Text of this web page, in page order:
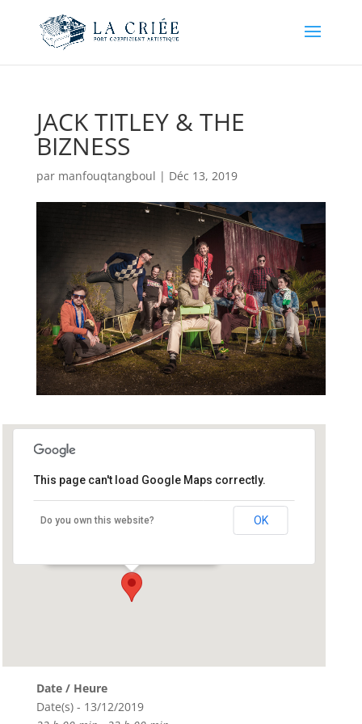
JACK TITLEY & THE
BIZNESS
par manfouqtangboul | Déc 13, 2019
Festival NoBorder / Le Vauban
17 Avenue Georges Clemenceau - Brest
This page can't load Google Maps correctly.
Do you own this website? OK
Date / Heure
Date(s) - 13/12/2019